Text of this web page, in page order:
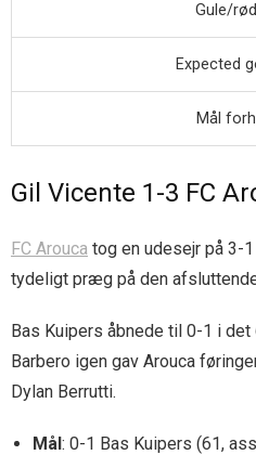
Gule/
Expected
Mål
Gil Vicente 1-3 FC
FC Arouca tog en udesejr på 3-
tydeligt præg på den
Bas Kuipers åbnede til 0-1 i
Barbero igen gav Arouca
Dylan Berrutti.
Mål: 0-1 Bas Kuipers (61,